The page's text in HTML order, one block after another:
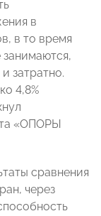
в
в то время
затратно.
4,8%
«ОПОРЫ
сравнения
через